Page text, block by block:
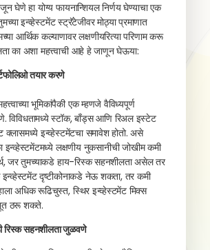
घेणे हा योग्य फायनान्शियल निर्णय घेण्याचा एक
इन्व्हेस्टमेंट स्ट्रॅटेजीवर मोठ्या प्रमाणात
आर्थिक कल्याणावर लक्षणीयरित्या परिणाम करू
का अशा महत्त्वाची आहे हे जाणून घेऊया:
तयार करणे
भूमिकांपैकी एक म्हणजे वैविध्यपूर्ण
विविधतामध्ये स्टॉक, बाँड्स आणि रिअल इस्टेट
क्लासमध्ये इन्व्हेस्टमेंटचा समावेश होतो. असे
इन्व्हेस्टमेंटमध्ये लक्षणीय नुकसानीची जोखीम कमी
जर तुमच्याकडे हाय-रिस्क सहनशीलता असेल तर
दृष्टीकोनाकडे नेऊ शकता, तर कमी
अधिक रूढिचुस्त, स्थिर इन्व्हेस्टमेंट मिक्स
ठरू शकते.
रिस्क सहनशीलता जुळवणे